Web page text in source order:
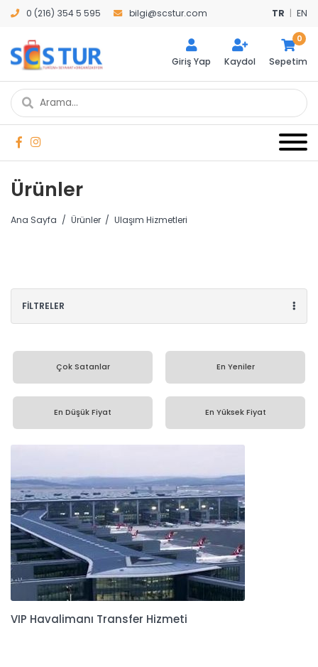
0 (216) 354 5 595 bilgi@scstur.com TR | EN
Giriş Yap Kaydol Sepetim
0
Ürünler
Ana Sayfa / Ürünler / Ulaşım Hizmetleri
FİLTRELER
Çok Satanlar En Yeniler
En Düşük Fiyat En Yüksek Fiyat
VIP Havalimanı Transfer Hizmeti